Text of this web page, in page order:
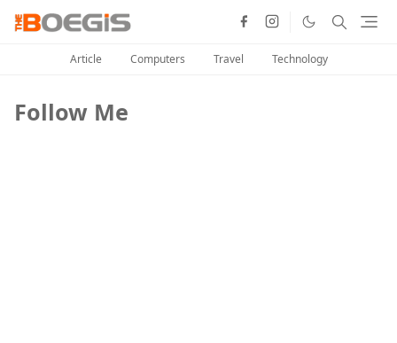
Article Computers Travel Technology
Follow Me